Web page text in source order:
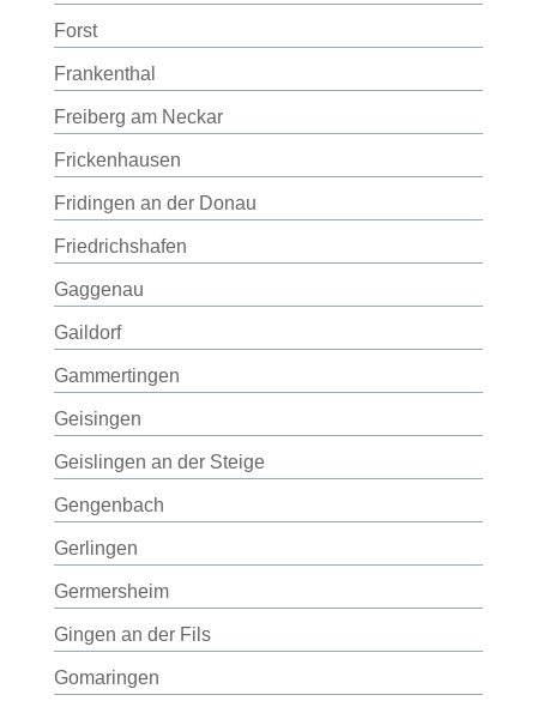
Forst
Frankenthal
Freiberg am Neckar
Frickenhausen
Fridingen an der Donau
Friedrichshafen
Gaggenau
Gaildorf
Gammertingen
Geisingen
Geislingen an der Steige
Gengenbach
Gerlingen
Germersheim
Gingen an der Fils
Gomaringen